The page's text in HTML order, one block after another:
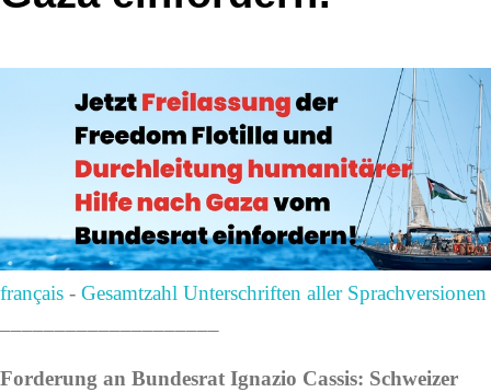
français - Gesamtzahl Unterschriften aller Sprachversionen
Forderung an Bundesrat Ignazio Cassis: Schweizer